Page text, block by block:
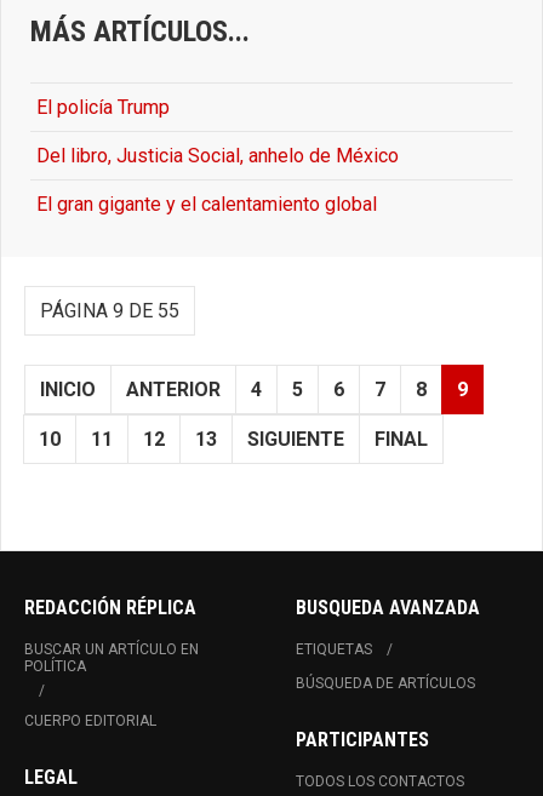
MÁS ARTÍCULOS...
El policía Trump
Del libro, Justicia Social, anhelo de México
El gran gigante y el calentamiento global
PÁGINA 9 DE 55
INICIO ANTERIOR 4 5 6 7 8 9
10 11 12 13 SIGUIENTE FINAL
REDACCIÓN RÉPLICA
BUSCAR UN ARTÍCULO EN
POLÍTICA
CUERPO EDITORIAL
LEGAL
BUSQUEDA AVANZADA
ETIQUETAS
BÚSQUEDA DE ARTÍCULOS
PARTICIPANTES
TODOS LOS CONTACTOS